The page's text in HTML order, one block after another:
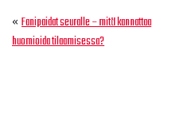
« Fanipaidat seuralle – mitä kannattaa
huomioida tilaamisessa?